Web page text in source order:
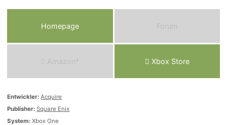
Homepage Forum
Amazon* Xbox Store
Entwickler: Acquire
Publisher: Square Enix
System: Xbox One